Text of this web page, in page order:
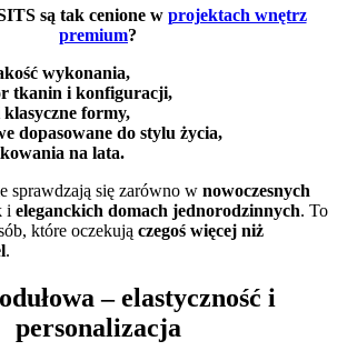
są tak cenione w projektach wnętrz
premium?
wykonania,
tkanin i konfiguracji,
klasyczne formy,
dopasowane do stylu życia,
na lata.
sprawdzają się zarówno w nowoczesnych
i eleganckich domach jednorodzinnych. To
które oczekują czegoś więcej niż
.
– elastyczność i
personalizacja